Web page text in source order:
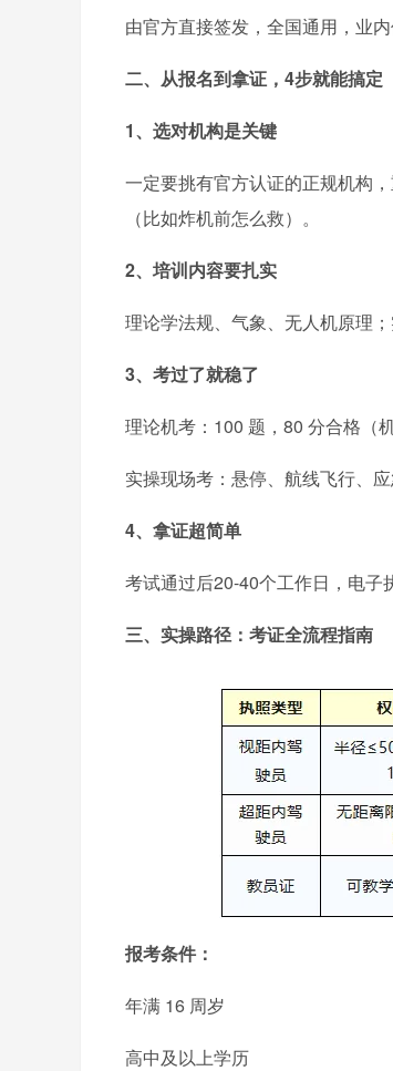
由官方直接签发，全国通用，业内
二、 从报名到拿证，4步就能搞定
1、选对机构是关键
一定要挑有官方认证的正规机构
（比如炸机前怎么救）。
2、培训内容要扎实
理论学法规、气象、无人机原理
3、考过了就稳了
理论机考：100 题，80 分合格（
实操现场考：悬停、航线飞行、
4、拿证超简单
考试通过后20-40个工作日，电子
三、实操路径：考证全流程指南
报考条件：
年满 16 周岁
高中及以上学历